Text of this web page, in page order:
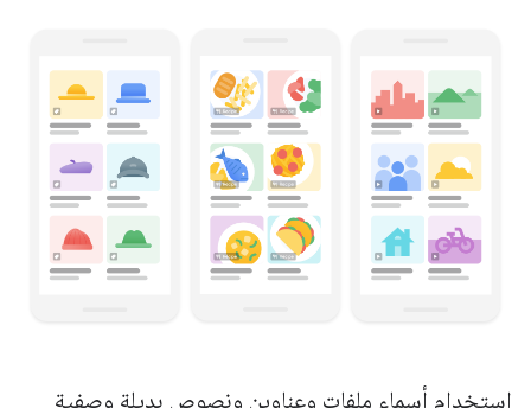
استخدام أسماء ملفات وعناوين ونصوص بديلة وصفية